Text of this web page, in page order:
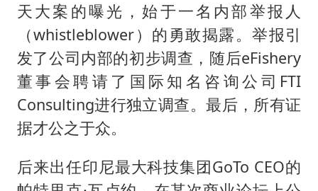
天大案的曝光，始于一名内部举报人
（whistleblower）的勇敢揭露。举报引
发了公司内部的初步调查，随后eFishery
董事会聘请了国际知名咨询公司FTI
Consulting进行独立调查。最后，所有证
据才公之于众。
后来出任印尼最大科技集团GoTo CEO的